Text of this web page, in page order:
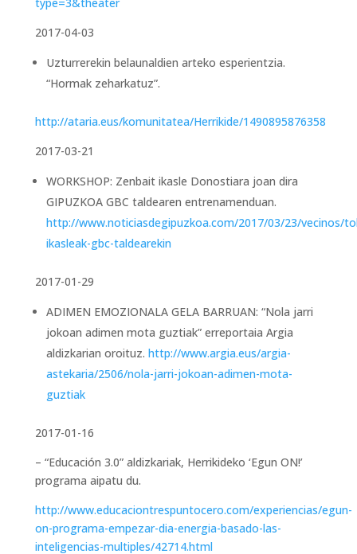
2017-04-03
Uzturrerekin belaunaldien arteko esperientzia.
“Hormak zeharkatuz”.
http://ataria.eus/komunitatea/Herrikide/1490895876358
2017-03-21
WORKSHOP: Zenbait ikasle Donostiara joan dira
GIPUZKOA GBC taldearen entrenamenduan.
http://www.noticiasdegipuzkoa.com/2017/03/23/vecinos/
ikasleak-gbc-taldearekin
2017-01-29
ADIMEN EMOZIONALA GELA BARRUAN: “Nola jarri
jokoan adimen mota guztiak” erreportaia Argia
aldizkarian oroituz. http://www.argia.eus/argia-
astekaria/2506/nola-jarri-jokoan-adimen-mota-
guztiak
2017-01-16
– “Educación 3.0” aldizkariak, Herrikideko ‘Egun ON!’
programa aipatu du.
http://www.educaciontrespuntocero.com/experiencias/egun-
on-programa-empezar-dia-energia-basado-las-
inteligencias-multiples/42714.html